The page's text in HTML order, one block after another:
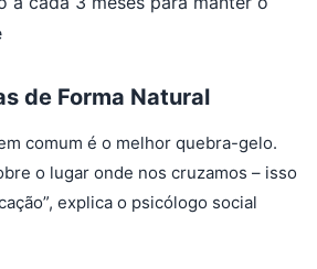
de Forma Natural
comum é o melhor quebra-gelo.
o lugar onde nos cruzamos – isso
explica o psicólogo social